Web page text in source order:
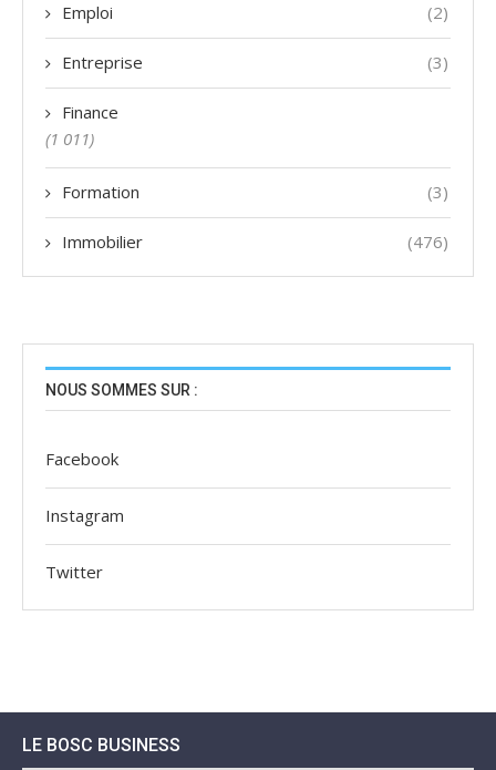
Emploi (2)
Entreprise (3)
Finance
(1 011)
Formation (3)
Immobilier (476)
NOUS SOMMES SUR :
Facebook
Instagram
Twitter
LE BOSC BUSINESS